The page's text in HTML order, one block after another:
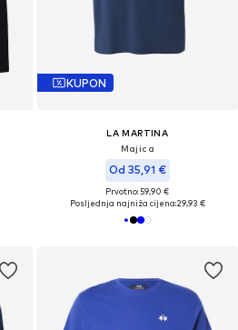
KUPON
LA MARTINA
Majica
Od 35,91 €
Prvotno: 59,90 €
Posljednja najniža cijena:29,93 €